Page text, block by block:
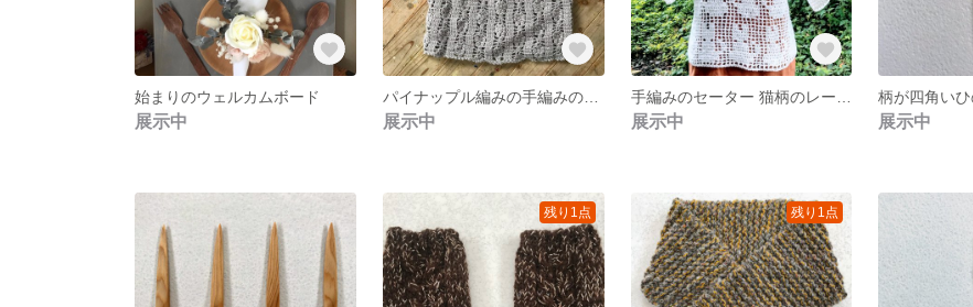
始まりのウェルカムボード
展示中
パイナップル編みの手編みのチュニックセーター
展示中 展示中 展示中
残り1点 残り1点